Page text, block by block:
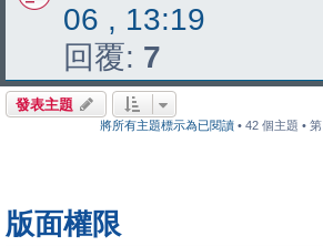
06 , 13:19
回覆: 7
發表主題
將所有主題標示為已閱讀 • 42 個主題 • 第
版面權限